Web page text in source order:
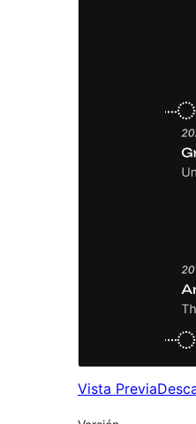
Vista Previa